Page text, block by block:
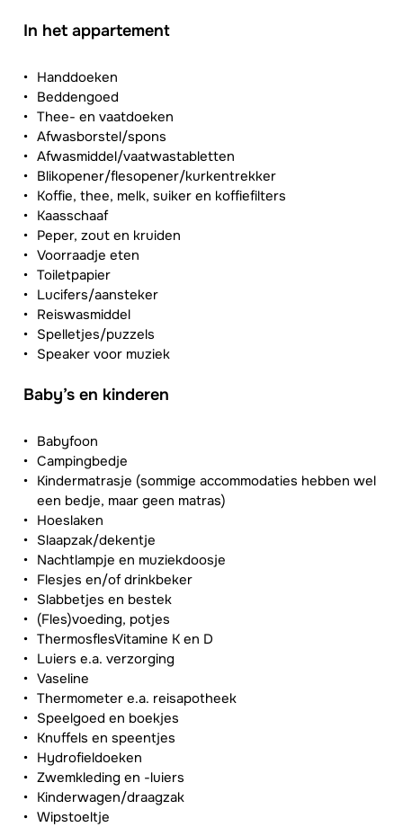
In het appartement
Handdoeken
Beddengoed
Thee- en vaatdoeken
Afwasborstel/spons
Afwasmiddel/vaatwastabletten
Blikopener/flesopener/kurkentrekker
Koffie, thee, melk, suiker en koffiefilters
Kaasschaaf
Peper, zout en kruiden
Voorraadje eten
Toiletpapier
Lucifers/aansteker
Reiswasmiddel
Spelletjes/puzzels
Speaker voor muziek
Baby’s en kinderen
Babyfoon
Campingbedje
Kindermatrasje (sommige accommodaties hebben wel
een bedje, maar geen matras)
Hoeslaken
Slaapzak/dekentje
Nachtlampje en muziekdoosje
Flesjes en/of drinkbeker
Slabbetjes en bestek
(Fles)voeding, potjes
ThermosflesVitamine K en D
Luiers e.a. verzorging
Vaseline
Thermometer e.a. reisapotheek
Speelgoed en boekjes
Knuffels en speentjes
Hydrofieldoeken
Zwemkleding en -luiers
Kinderwagen/draagzak
Wipstoeltje